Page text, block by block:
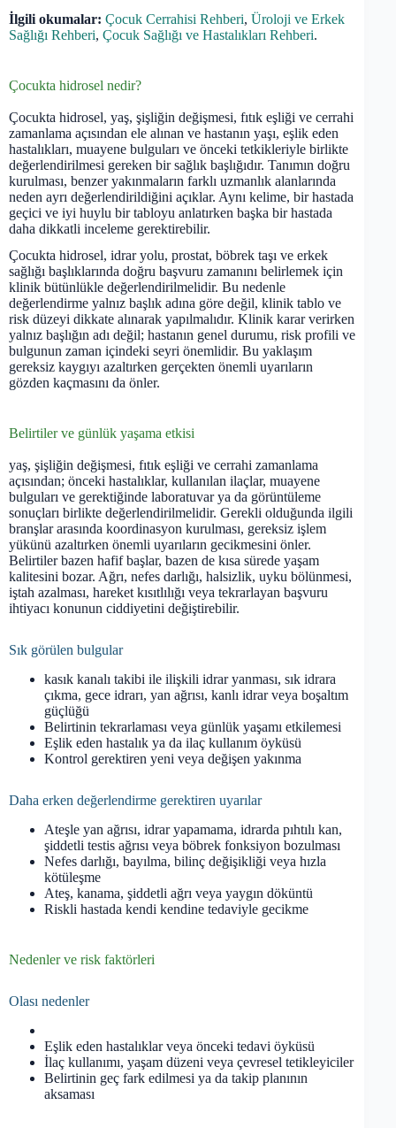
İlgili okumalar: Çocuk Cerrahisi Rehberi, Üroloji ve Erkek
Sağlığı Rehberi, Çocuk Sağlığı ve Hastalıkları Rehberi.
Çocukta hidrosel nedir?
Çocukta hidrosel, yaş, şişliğin değişmesi, fıtık eşliği ve cerrahi
zamanlama açısından ele alınan ve hastanın yaşı, eşlik eden
hastalıkları, muayene bulguları ve önceki tetkikleriyle birlikte
değerlendirilmesi gereken bir sağlık başlığıdır. Tanımın doğru
kurulması, benzer yakınmaların farklı uzmanlık alanlarında
neden ayrı değerlendirildiğini açıklar. Aynı kelime, bir hastada
geçici ve iyi huylu bir tabloyu anlatırken başka bir hastada
daha dikkatli inceleme gerektirebilir.
Çocukta hidrosel, idrar yolu, prostat, böbrek taşı ve erkek
sağlığı başlıklarında doğru başvuru zamanını belirlemek için
klinik bütünlükle değerlendirilmelidir. Bu nedenle
değerlendirme yalnız başlık adına göre değil, klinik tablo ve
risk düzeyi dikkate alınarak yapılmalıdır. Klinik karar verirken
yalnız başlığın adı değil; hastanın genel durumu, risk profili ve
bulgunun zaman içindeki seyri önemlidir. Bu yaklaşım
gereksiz kaygıyı azaltırken gerçekten önemli uyarıların
gözden kaçmasını da önler.
Belirtiler ve günlük yaşama etkisi
yaş, şişliğin değişmesi, fıtık eşliği ve cerrahi zamanlama
açısından; önceki hastalıklar, kullanılan ilaçlar, muayene
bulguları ve gerektiğinde laboratuvar ya da görüntüleme
sonuçları birlikte değerlendirilmelidir. Gerekli olduğunda ilgili
branşlar arasında koordinasyon kurulması, gereksiz işlem
yükünü azaltırken önemli uyarıların gecikmesini önler.
Belirtiler bazen hafif başlar, bazen de kısa sürede yaşam
kalitesini bozar. Ağrı, nefes darlığı, halsizlik, uyku bölünmesi,
iştah azalması, hareket kısıtlılığı veya tekrarlayan başvuru
ihtiyacı konunun ciddiyetini değiştirebilir.
Sık görülen bulgular
kasık kanalı takibi ile ilişkili idrar yanması, sık idrara
çıkma, gece idrarı, yan ağrısı, kanlı idrar veya boşaltım
güçlüğü
Belirtinin tekrarlaması veya günlük yaşamı etkilemesi
Eşlik eden hastalık ya da ilaç kullanım öyküsü
Kontrol gerektiren yeni veya değişen yakınma
Daha erken değerlendirme gerektiren uyarılar
Ateşle yan ağrısı, idrar yapamama, idrarda pıhtılı kan,
şiddetli testis ağrısı veya böbrek fonksiyon bozulması
Nefes darlığı, bayılma, bilinç değişikliği veya hızla
kötüleşme
Ateş, kanama, şiddetli ağrı veya yaygın döküntü
Riskli hastada kendi kendine tedaviyle gecikme
Nedenler ve risk faktörleri
Olası nedenler
Eşlik eden hastalıklar veya önceki tedavi öyküsü
İlaç kullanımı, yaşam düzeni veya çevresel tetikleyiciler
Belirtinin geç fark edilmesi ya da takip planının
aksaması